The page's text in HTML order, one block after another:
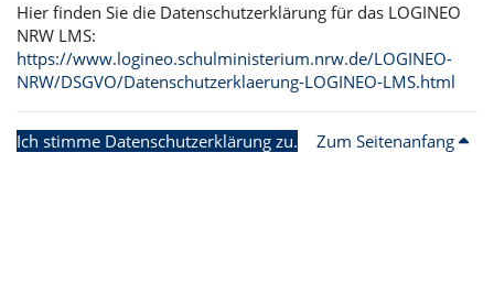
Hier finden Sie die Datenschutzerklärung für das LOGINEO
NRW LMS:
https://www.logineo.schulministerium.nrw.de/LOGINEO-
NRW/DSGVO/Datenschutzerklaerung-LOGINEO-LMS.html
Ich stimme Datenschutzerklärung zu. Zum Seitenanfang